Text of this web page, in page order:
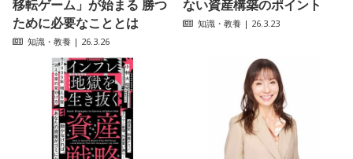
移転ゲーム」が始まる 勝つ
ために必要なこととは
知識・教養 | 26.3.26
ない資産構築のポイント
知識・教養 | 26.3.23